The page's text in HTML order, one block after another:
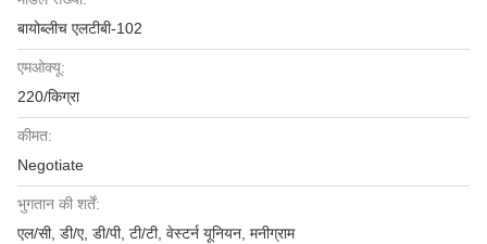
बायोब्लीच एलटीबी-102
एमओक्यू:
220/किग्रा
कीमत:
Negotiate
भुगतान की शर्तें:
एल/सी, डी/ए, डी/पी, टी/टी, वेस्टर्न यूनियन, मनीग्राम